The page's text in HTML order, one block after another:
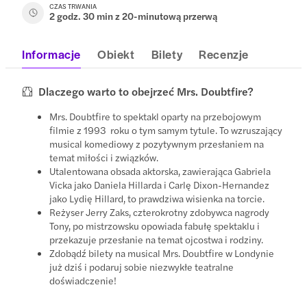
CZAS TRWANIA
2 godz. 30 min z 20-minutową przerwą
Informacje Obiekt Bilety Recenzje
Dlaczego warto to obejrzeć Mrs. Doubtfire?
Mrs. Doubtfire to spektakl oparty na przebojowym
filmie z 1993 roku o tym samym tytule. To wzruszający
musical komediowy z pozytywnym przesłaniem na
temat miłości i związków.
Utalentowana obsada aktorska, zawierająca Gabriela
Vicka jako Daniela Hillarda i Carlę Dixon-Hernandez
jako Lydię Hillard, to prawdziwa wisienka na torcie.
Reżyser Jerry Zaks, czterokrotny zdobywca nagrody
Tony, po mistrzowsku opowiada fabułę spektaklu i
przekazuje przesłanie na temat ojcostwa i rodziny.
Zdobądź bilety na musical Mrs. Doubtfire w Londynie
już dziś i podaruj sobie niezwykłe teatralne
doświadczenie!